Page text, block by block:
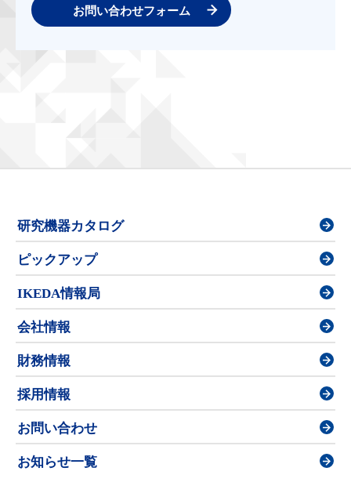
お問い合わせフォーム
研究機器カタログ
ピックアップ
IKEDA情報局
会社情報
財務情報
採用情報
お問い合わせ
お知らせ一覧